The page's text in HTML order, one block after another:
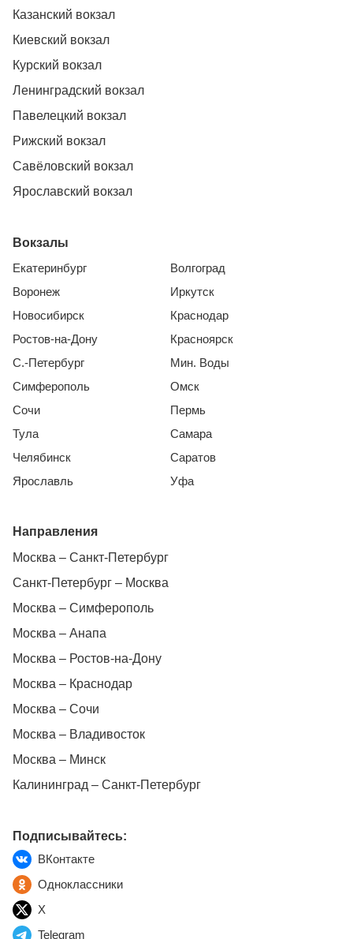
Казанский вокзал
Киевский вокзал
Курский вокзал
Ленинградский вокзал
Павелецкий вокзал
Рижский вокзал
Савёловский вокзал
Ярославский вокзал
Вокзалы
Екатеринбург
Воронеж
Новосибирск
Ростов-на-Дону
С.-Петербург
Симферополь
Сочи
Тула
Челябинск
Ярославль
Волгоград
Иркутск
Краснодар
Красноярск
Мин. Воды
Омск
Пермь
Самара
Саратов
Уфа
Направления
Москва – Санкт-Петербург
Санкт-Петербург – Москва
Москва – Симферополь
Москва – Анапа
Москва – Ростов-на-Дону
Москва – Краснодар
Москва – Сочи
Москва – Владивосток
Москва – Минск
Калининград – Санкт-Петербург
Подписывайтесь:
ВКонтакте
Одноклассники
X
Telegram